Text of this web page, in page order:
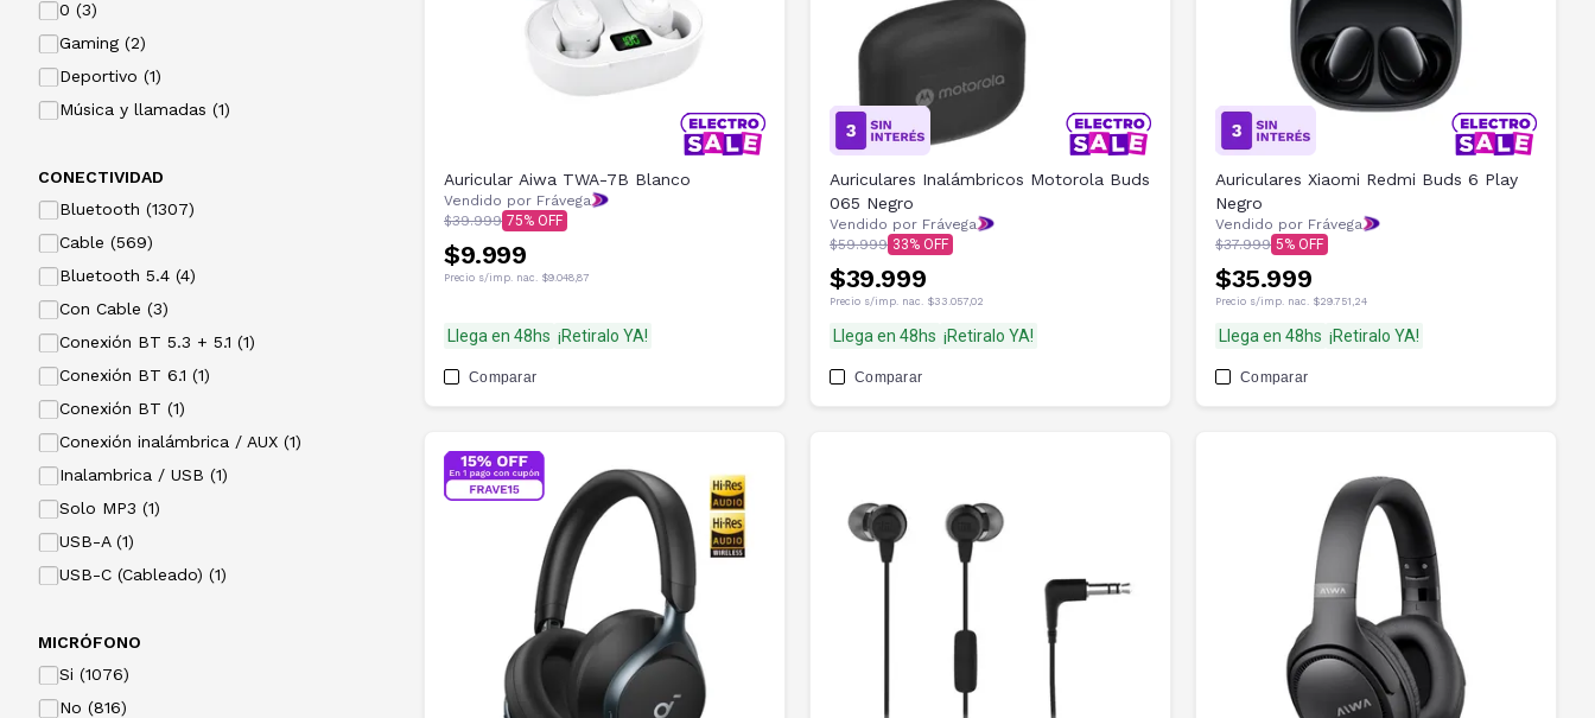
0 (3)
Gaming (2)
Deportivo (1)
Música y llamadas (1)
CONECTIVIDAD
Bluetooth (1307)
Cable (569)
Bluetooth 5.4 (4)
Con Cable (3)
Conexión BT 5.3 + 5.1 (1)
Conexión BT 6.1 (1)
Conexión BT (1)
Conexión inalámbrica / AUX (1)
Inalambrica / USB (1)
Solo MP3 (1)
USB-A (1)
USB-C (Cableado) (1)
MICRÓFONO
Si (1076)
No (816)
Auricular Aiwa TWA-7B Blanco
Vendido por Frávega
$39.999 75
$9.999
Precio s/imp. nac. $9.048,87
Llega en 48hs ¡Retiralo YA!
Comparar
Auriculares Inalámbricos Motorola Buds
065 Negro
Vendido por Frávega
$59.999 33
$39.999
Precio s/imp. nac. $33.057,02
Llega en 48hs ¡Retiralo YA!
Comparar
Auriculares Xiaomi Redmi Buds 6 Play
Negro
Vendido por Frávega
$37.999 5
$35.999
Precio s/imp. nac. $29.751,24
Llega en 48hs ¡Retiralo YA!
Comparar